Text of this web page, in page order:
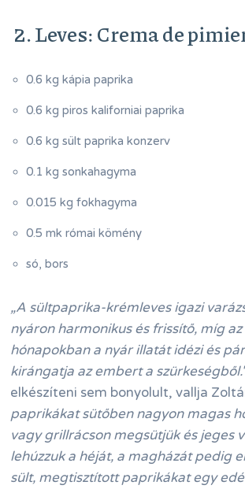
2. Leves: Crema de
0.6 kg kápia paprika
0.6 kg piros kaliforniai paprika
0.6 kg sült paprika konzerv
0.1 kg sonkahagyma
0.015 kg fokhagyma
0.5 mk római kömény
só, bors
„A sültpaprika-krémleves igazi
nyáron harmonikus és frissítő, míg
hónapokban a nyár illatát idézi és
kirángatja az embert a
elkészíteni sem bonyolult, vallja
paprikákat sütőben nagyon magas
vagy grillrácson megsütjük és jeges
lehúzzuk a héját, a magházát pedig
sült, megtisztított paprikákat egy